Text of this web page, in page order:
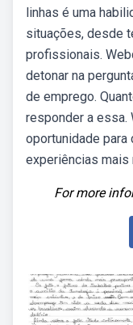
linhas é uma
situações, desde
profissionais.
detonar na
de emprego.
responder a essa.
oportunidade
experiências mais
For more